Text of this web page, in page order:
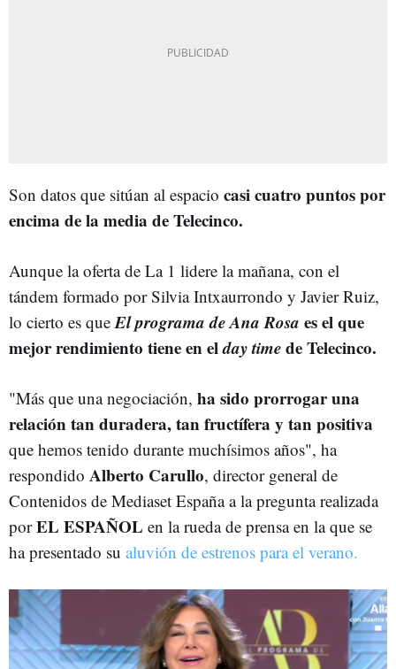
Son datos que sitúan al espacio casi cuatro puntos por
encima de la media de Telecinco.
Aunque la oferta de La 1 lidere la mañana, con el
tándem formado por Silvia Intxaurrondo y Javier Ruiz,
lo cierto es que El programa de Ana Rosa es el que
mejor rendimiento tiene en elday timede Telecinco.
"Más que una negociación, ha sido prorrogar una
relación tan duradera, tan fructífera y tan positiva
que hemos tenido durante muchísimos años", ha
respondido Alberto Carullo, director general de
Contenidos de Mediaset España a la pregunta realizada
porEL ESPAÑOL en la rueda de prensa en la que se
ha presentado su aluvión de estrenos para el verano.